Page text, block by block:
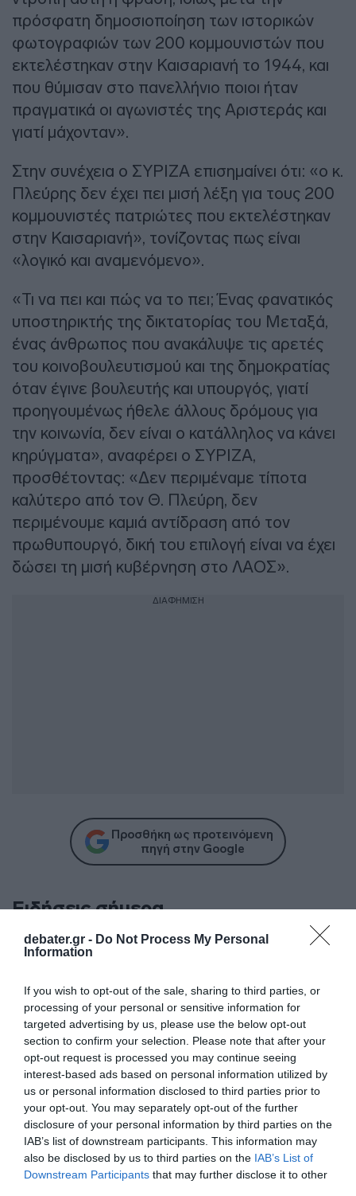
debater.gr - Do Not Process My Personal
Information
If you wish to opt-out of the sale, sharing to third parties, or
processing of your personal or sensitive information for
targeted advertising by us, please use the below opt-out
section to confirm your selection. Please note that after your
opt-out request is processed you may continue seeing
interest-based ads based on personal information utilized by
us or personal information disclosed to third parties prior to
your opt-out. You may separately opt-out of the further
disclosure of your personal information by third parties on the
IAB’s list of downstream participants. This information may
also be disclosed by us to third parties on the IAB’s List of
Downstream Participants that may further disclose it to other
πρόσφατη δημοσιοποίηση των ιστορικών
φωτογραφιών των 200 κομμουνιστών που
εκτελέστηκαν στην Καισαριανή το 1944, και
που θύμισαν στο πανελλήνιο ποιοι ήταν
πραγματικά οι αγωνιστές της Αριστεράς και
γιατί μάχονταν».
Στην συνέχεια ο ΣΥΡΙΖΑ επισημαίνει ότι: «ο κ.
Πλεύρης δεν έχει πει μισή λέξη για τους 200
κομμουνιστές πατριώτες που εκτελέστηκαν
στην Καισαριανή», τονίζοντας πως είναι
«λογικό και αναμενόμενο».
«Τι να πει και πώς να το πει; Ένας φανατικός
υποστηρικτής της δικτατορίας του Μεταξά,
ένας άνθρωπος που ανακάλυψε τις αρετές
του κοινοβουλευτισμού και της δημοκρατίας
όταν έγινε βουλευτής και υπουργός, γιατί
προηγουμένως ήθελε άλλους δρόμους για
την κοινωνία, δεν είναι ο κατάλληλος να κάνει
κηρύγματα», αναφέρει ο ΣΥΡΙΖΑ,
προσθέτοντας: «Δεν περιμέναμε τίποτα
καλύτερο από τον Θ. Πλεύρη, δεν
περιμένουμε καμιά αντίδραση από τον
πρωθυπουργό, δική του επιλογή είναι να έχει
δώσει τη μισή κυβέρνηση στο ΛΑΟΣ».
ΔΙΑΦΗΜΙΣΗ
Προσθήκη ως προτεινόμενη
πηγή στην Google
Ειδήσεις σήμερα
Δύο συλλήψεις για τις πυρκαγιές σε Σκύρο
και ψησταριά
Ιουλία Καλλιμάνη: Εκνευρίστηκε με θεατή
και του πέταξε λουλούδια στο κεφάλι –
“Εσένα σ’ αρέσει αυτό;” (βίντεο)
Ταϊλάνδη: Μαθητής άνοιξε πυρ σε σχολείο
– Τουλάχιστον 2 νεκροί και 15 τραυματίες
Προφυλακίστηκαν ο δήμαρχος Στυλίδας και
δύο ακόμη για την καταστροφική πυρκαγιά
στην Αττικοβοιωτία